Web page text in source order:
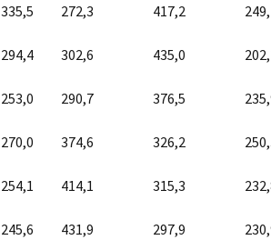
335,5 272,3 417,2
294,4 302,6 435,0
253,0 290,7 376,5
270,0 374,6 326,2
254,1 414,1 315,3
245,6 431,9 297,9